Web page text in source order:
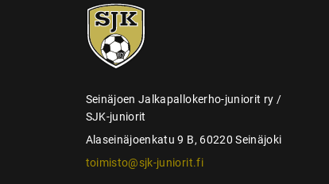
SJK-
juniorit
Seinäjoen Jalkapallokerho-juniorit ry /
SJK-juniorit
Alaseinäjoenkatu 9 B, 60220 Seinäjoki
toimisto@sjk-juniorit.fi